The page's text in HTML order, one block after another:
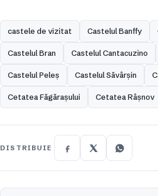
castele de vizitat Castelul Banffy
Castelul Bran Castelul Cantacuzino
Castelul Peleș Castelul Săvârșin
Cetatea Făgărașului Cetatea Râșnov
DISTRIBUIE